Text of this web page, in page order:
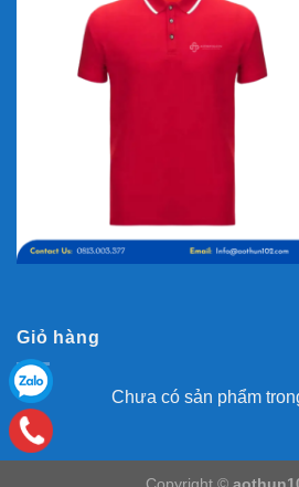
Giỏ hàng
Chưa có sản phẩm